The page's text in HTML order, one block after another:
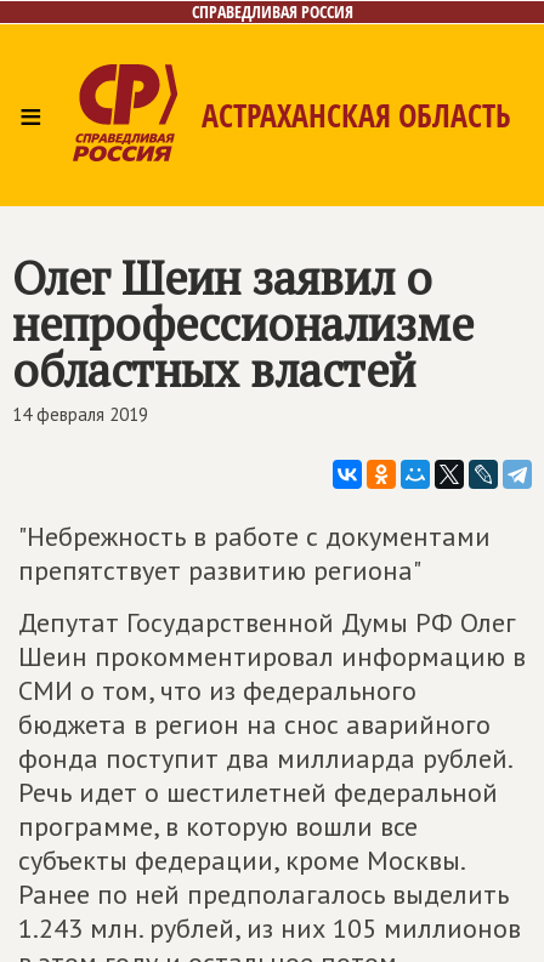
СПРАВЕДЛИВАЯ РОССИЯ
≡ АСТРАХАНСКАЯ ОБЛАСТЬ
Олег Шеин заявил о
непрофессионализме
областных властей
14 февраля 2019
"Небрежность в работе с документами
препятствует развитию региона"
Депутат Государственной Думы РФ Олег
Шеин прокомментировал информацию в
СМИ о том, что из федерального
бюджета в регион на снос аварийного
фонда поступит два миллиарда рублей.
Речь идет о шестилетней федеральной
программе, в которую вошли все
субъекты федерации, кроме Москвы.
Ранее по ней предполагалось выделить
1.243 млн. рублей, из них 105 миллионов